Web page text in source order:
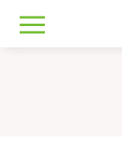
MENU